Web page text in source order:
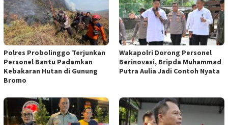
Polres Probolinggo Terjunkan
Personel Bantu Padamkan
Kebakaran Hutan di Gunung
Bromo
Wakapolri Dorong Personel
Berinovasi, Bripda Muhammad
Putra Aulia Jadi Contoh Nyata